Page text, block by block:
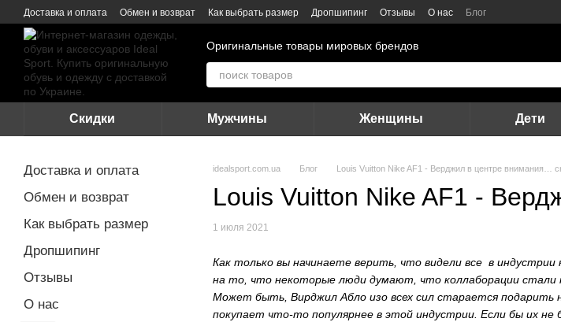
Перейти к основному контенту
Доставка и оплата Обмен и возврат Как выбрать размер Дропшипинг Отзывы О нас Блог
Оригинальные товары мировых брендов
Скидки Мужчины Женщины Дети
idealsport.com.ua Блог Louis Vuitton Nike AF1 - Верджил в центре внимания…
Louis Vuitton Nike AF1 -
1 июля 2021
Как только вы начинаете верить, что видели все в индустрии
на то, что некоторые люди думают, что коллаборации
Может быть, Вирджил Абло изо всех сил старается подарить
покупает что-то популярнее в этой индустрии. Если бы их
Доставка и оплата
Обмен и возврат
Как выбрать размер
Дропшипинг
Отзывы
О нас